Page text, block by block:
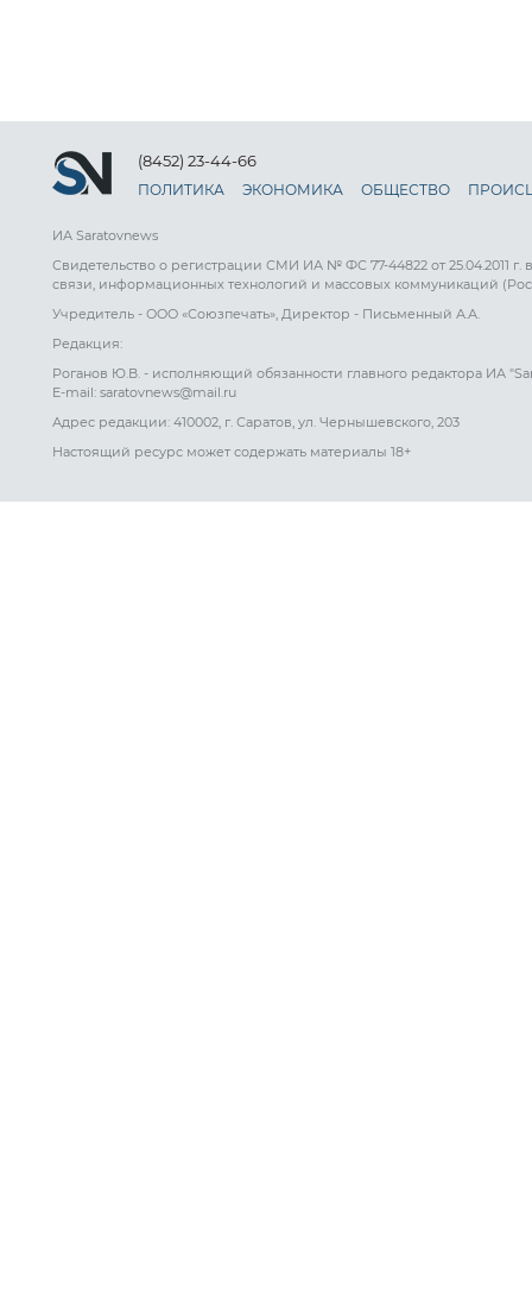
(8452) 23-44-66
ПОЛИТИКА ЭКОНОМИКА ОБЩЕСТВО
ИА Saratovnews
Свидетельство о регистрации СМИ ИА № ФС 77-44822 от 25.04.2011
связи, информационных технологий и массовых коммуникаций
Учредитель - ООО «Союзпечать», Директор - Письменный А.А.
Редакция:
Роганов Ю.В. - исполняющий обязанности главного редактора ИА
E-mail: saratovnews@mail.ru
Адрес редакции: 410002, г. Саратов, ул. Чернышевского, 203
Настоящий ресурс может содержать материалы 18+